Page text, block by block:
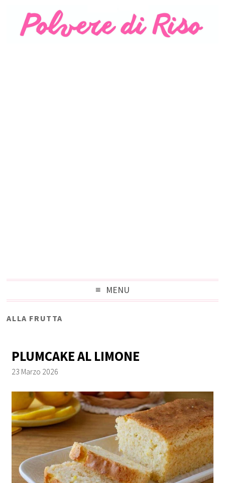
MENU
ALLA FRUTTA
PLUMCAKE AL LIMONE
23 Marzo 2026